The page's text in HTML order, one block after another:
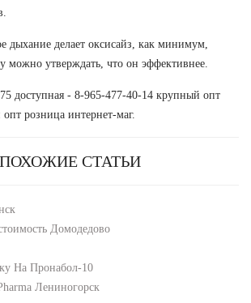
дыхание делает оксисайз, как минимум,
можно утверждать, что он эффективнее.
доступная - 8-965-477-40-14 крупный опт
розница интернет-маг.
ПОХОЖИЕ СТАТЬИ
Домодедово
На Пронабол-10
Лениногорск